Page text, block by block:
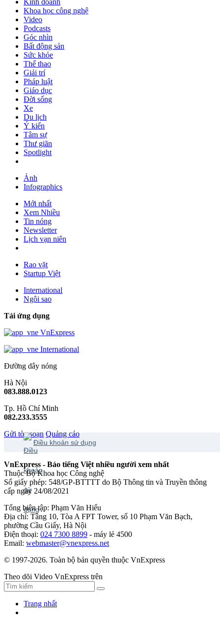
Kinh doanh
Khoa học công nghệ
Video
Podcasts
Góc nhìn
Bất động sản
Sức khỏe
Thể thao
Giải trí
Pháp luật
Giáo dục
Đời sống
Xe
Du lịch
Ý kiến
Tâm sự
Thư giãn
Spotlight
Ảnh
Infographics
Mới nhất
Xem Nhiều
Tin nóng
Newsletter
Lịch vạn niên
Rao vặt
Startup Việt
International
Ngôi sao
Tải ứng dụng
VnExpress
International
Đường dây nóng
Hà Nội
083.888.0123
Tp. Hồ Chí Minh
082.233.3555
Gửi tòa soạn Quảng cáo
Điều khoản sử dụng
VnExpress - Báo tiếng Việt nhiều người xem nhất
Thuộc Bộ Khoa học Công nghệ
Số giấy phép: 548/GP-BTTTT do Bộ Thông tin và Truyền thông
cấp ngày 24/08/2021
Tổng biên tập: Phạm Văn Hiếu
Địa chỉ: Tầng 10, Tòa A FPT Tower, số 10 Phạm Văn Bạch,
phường Cầu Giấy, Hà Nội
Điện thoại: 024 7300 8899 - máy lẻ 4500
Email: webmaster@vnexpress.net
© 1997-2026. Toàn bộ bản quyền thuộc VnExpress
Theo dõi Video VnExpress trên
Trang nhất